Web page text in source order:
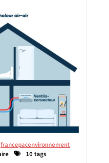
francepacenvironnement
10 tags